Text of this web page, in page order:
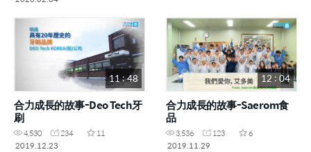
11 : 48
合力成長的故事-Deo Tech牙
刷
4,530 234
11
2019.12.23
12 : 04
合力成長的故事-Saerom食
品
3,536 123
6
2019.11.29